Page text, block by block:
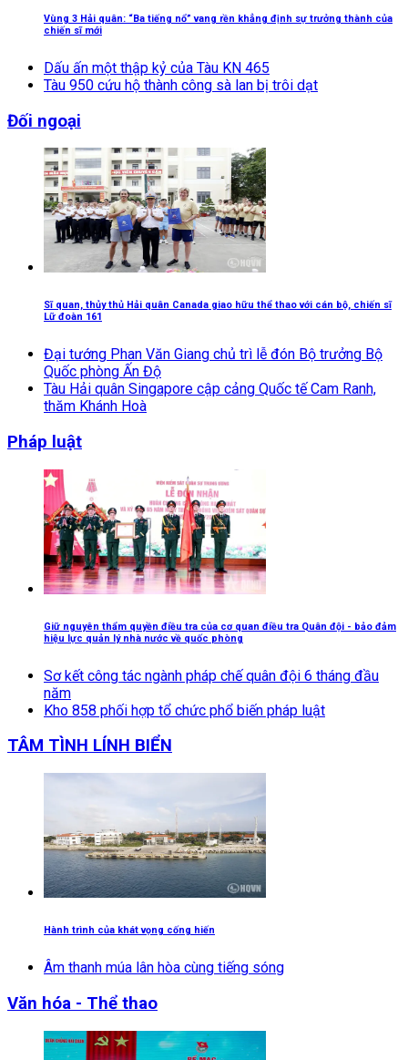
Vùng 3 Hải quân: “Ba tiếng nổ” vang rền khẳng định sự trưởng thành của
chiến sĩ mới
Dấu ấn một thập kỷ của Tàu KN 465
Tàu 950 cứu hộ thành công sà lan bị trôi dạt
Đối ngoại
Sĩ quan, thủy thủ Hải quân Canada giao hữu thể thao với cán bộ, chiến sĩ
Lữ đoàn 161
Đại tướng Phan Văn Giang chủ trì lễ đón Bộ trưởng Bộ
Quốc phòng Ấn Độ
Tàu Hải quân Singapore cập cảng Quốc tế Cam Ranh,
thăm Khánh Hoà
Pháp luật
Giữ nguyên thẩm quyền điều tra của cơ quan điều tra Quân đội - bảo đảm
hiệu lực quản lý nhà nước về quốc phòng
Sơ kết công tác ngành pháp chế quân đội 6 tháng đầu
năm
Kho 858 phối hợp tổ chức phổ biến pháp luật
TÂM TÌNH LÍNH BIỂN
Hành trình của khát vọng cống hiến
Âm thanh múa lân hòa cùng tiếng sóng
Văn hóa - Thể thao